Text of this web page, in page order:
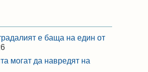
е баща на един от
могат да навредят на